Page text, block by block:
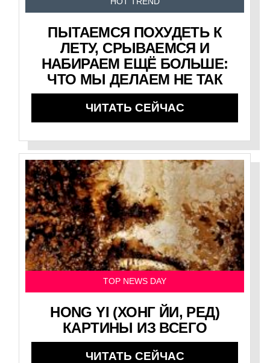
ПЫТАЕМСЯ ПОХУДЕТЬ К
ЛЕТУ, СРЫВАЕМСЯ И
НАБИРАЕМ ЕЩЁ БОЛЬШЕ:
ЧТО МЫ ДЕЛАЕМ НЕ ТАК
ЧИТАТЬ СЕЙЧАС
TOP NEWS DAY
HONG YI (ХОНГ ЙИ, РЕД)
КАРТИНЫ ИЗ ВСЕГО
ЧИТАТЬ СЕЙЧАС